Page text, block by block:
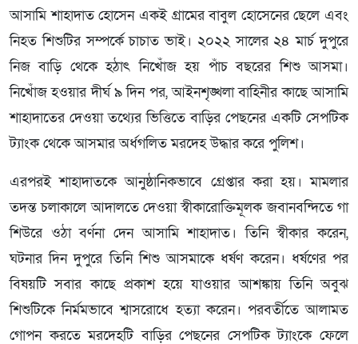
আসামি শাহাদাত হোসেন একই গ্রামের বাবুল হোসেনের ছেলে এবং
নিহত শিশুটির সম্পর্কে চাচাত ভাই। ২০২২ সালের ২৪ মার্চ দুপুরে
নিজ বাড়ি থেকে হঠাৎ নিখোঁজ হয় পাঁচ বছরের শিশু আসমা।
নিখোঁজ হওয়ার দীর্ঘ ৯ দিন পর, আইনশৃঙ্খলা বাহিনীর কাছে আসামি
শাহাদাতের দেওয়া তথ্যের ভিত্তিতে বাড়ির পেছনের একটি সেপটিক
ট্যাংক থেকে আসমার অর্ধগলিত মরদেহ উদ্ধার করে পুলিশ।
এরপরই শাহাদাতকে আনুষ্ঠানিকভাবে গ্রেপ্তার করা হয়। মামলার
তদন্ত চলাকালে আদালতে দেওয়া স্বীকারোক্তিমূলক জবানবন্দিতে গা
শিউরে ওঠা বর্ণনা দেন আসামি শাহাদাত। তিনি স্বীকার করেন,
ঘটনার দিন দুপুরে তিনি শিশু আসমাকে ধর্ষণ করেন। ধর্ষণের পর
বিষয়টি সবার কাছে প্রকাশ হয়ে যাওয়ার আশঙ্কায় তিনি অবুঝ
শিশুটিকে নির্মমভাবে শ্বাসরোধে হত্যা করেন। পরবর্তীতে আলামত
গোপন করতে মরদেহটি বাড়ির পেছনের সেপটিক ট্যাংকে ফেলে